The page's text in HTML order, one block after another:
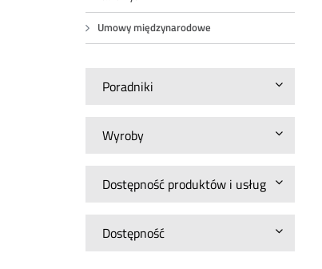
Umowy międzynarodowe
Poradniki
Wyroby
Dostępność produktów i usług
Dostępność